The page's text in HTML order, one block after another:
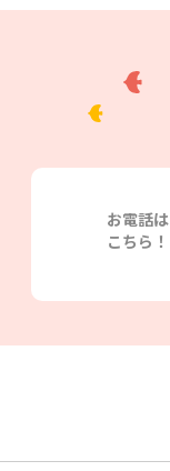
お電話は
こちら！